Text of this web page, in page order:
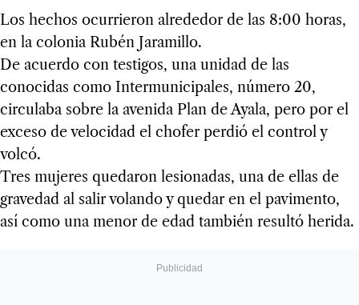
Los hechos ocurrieron alrededor de las 8:00 horas,
en la colonia Rubén Jaramillo.
De acuerdo con testigos, una unidad de las
conocidas como Intermunicipales, número 20,
circulaba sobre la avenida Plan de Ayala, pero por el
exceso de velocidad el chofer perdió el control y
volcó.
Tres mujeres quedaron lesionadas, una de ellas de
gravedad al salir volando y quedar en el pavimento,
así como una menor de edad también resultó herida.